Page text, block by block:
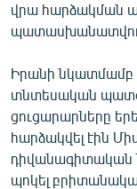
ՏԱՐԱԾԱՇՐՋԱՆ
ՄՇԱԿՈՒՅԹ
ՍՊՈՐՏ
ՏՏ ԵՒ ԻՆՏԵՐՆԵՏ
վրա հարձակման
Իրանի
տնտեսական
ցուցարարները
հարձակվել էին
դիվանագիտական
պոկել